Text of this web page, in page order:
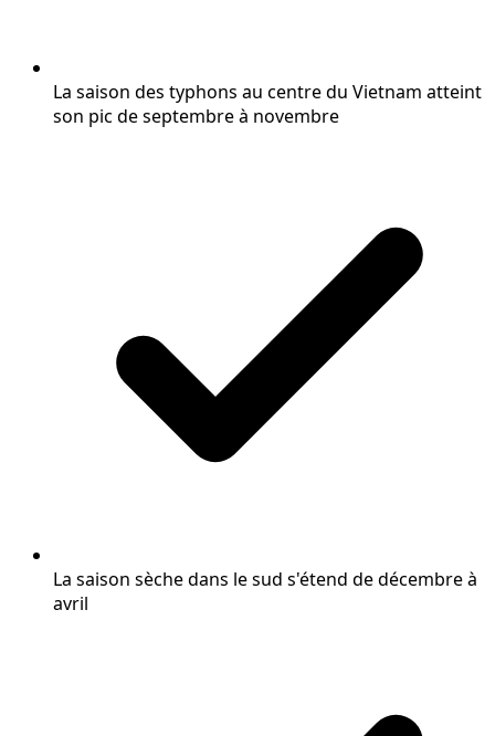
La saison des typhons au centre du Vietnam atteint
son pic de septembre à novembre
La saison sèche dans le sud s'étend de décembre à
avril